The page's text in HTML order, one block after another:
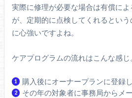
実際に修理が必要な場合は有償に
が、定期的に点検してくれるとい
に心強いですよね。
ケアプログラムの流れはこんな感じ
購入後にオーナープランに登録
その年の対象者に事務局からメ